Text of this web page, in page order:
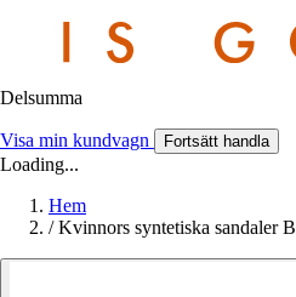
Delsumma
Visa min kundvagn Fortsätt handla
Loading...
Hem
/ Kvinnors syntetiska sandaler